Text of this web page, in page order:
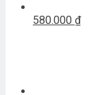
Giá
580.000 ₫Giá